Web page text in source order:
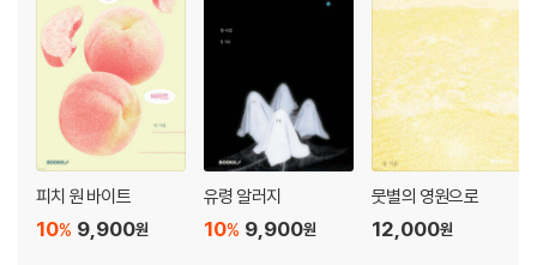
피치 원 바이트
9,900원
10%
유령 알러지
9,900원
10%
뭇별의 영원으로
12,000원